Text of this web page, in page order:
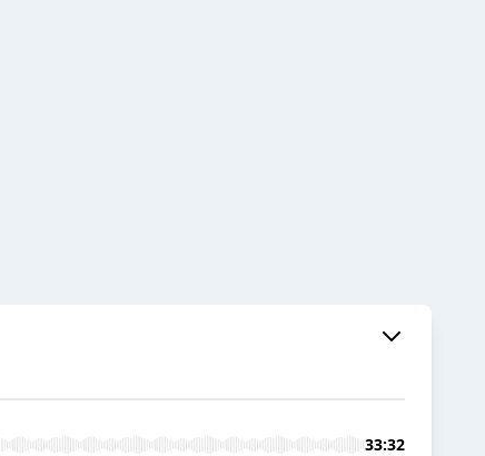
33:32